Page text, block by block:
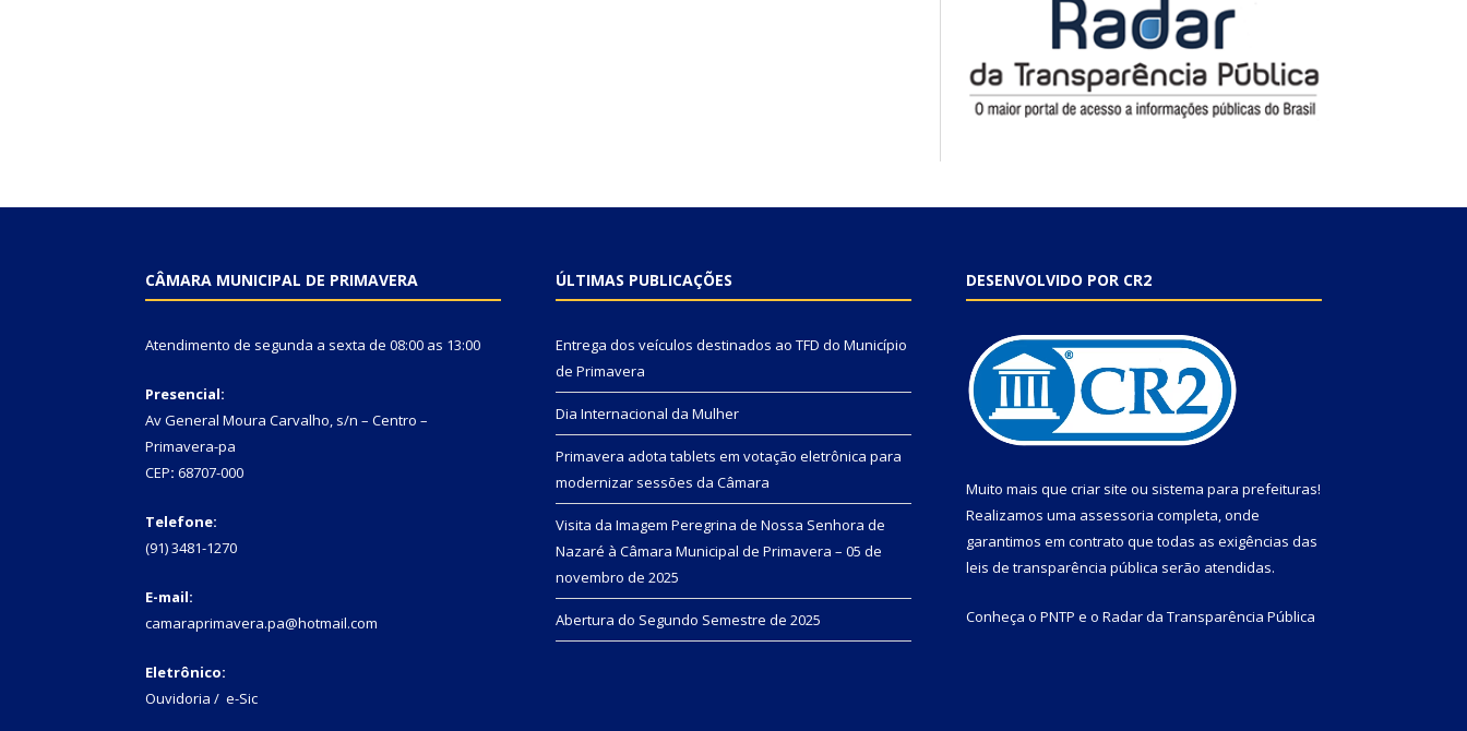
CÂMARA MUNICIPAL DE PRIMAVERA
Atendimento de segunda a sexta de 08:00 as 13:00
Presencial:
Av General Moura Carvalho, s/n – Centro –
Primavera-pa
CEP: 68707-000
Telefone:
(91) 3481-1270
E-mail:
camaraprimavera.pa@hotmail.com
Eletrônico:
Ouvidoria / e-Sic
ÚLTIMAS PUBLICAÇÕES
Entrega dos veículos destinados ao TFD do Município
de Primavera
Dia Internacional da Mulher
Primavera adota tablets em votação eletrônica para
modernizar sessões da Câmara
Visita da Imagem Peregrina de Nossa Senhora de
Nazaré à Câmara Municipal de Primavera – 05 de
novembro de 2025
Abertura do Segundo Semestre de 2025
DESENVOLVIDO POR CR2
Muito mais que criar site ou sistema para prefeituras!
Realizamos uma assessoria completa, onde
garantimos em contrato que todas as exigências das
leis de transparência pública serão atendidas.
Conheça o PNTP e o Radar da Transparência Pública